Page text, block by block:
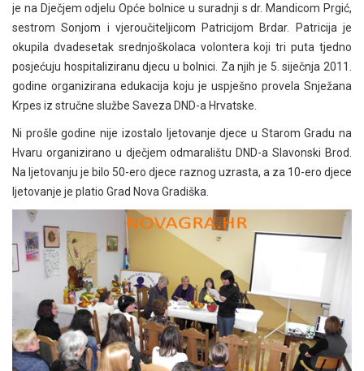
je na Dječjem odjelu Opće bolnice u suradnji s dr. Mandicom Prgić,
sestrom Sonjom i vjeroučiteljicom Patricijom Brdar. Patricija je
okupila dvadesetak srednjoškolaca volontera koji tri puta tjedno
posjećuju hospitaliziranu djecu u bolnici. Za njih je 5. siječnja 2011.
godine organizirana edukacija koju je uspješno provela Snježana
Krpes iz stručne službe Saveza DND-a Hrvatske.
Ni prošle godine nije izostalo ljetovanje djece u Starom Gradu na
Hvaru organizirano u dječjem odmaralištu DND-a Slavonski Brod.
Na ljetovanju je bilo 50-ero djece raznog uzrasta, a za 10-ero djece
ljetovanje je platio Grad Nova Gradiška.